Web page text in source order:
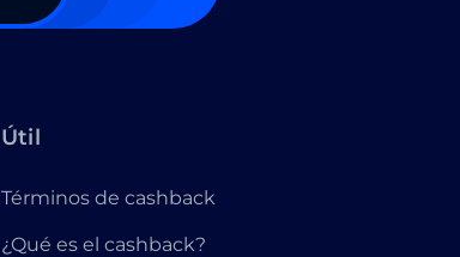
Útil
Términos de cashback
¿Qué es el cashback?